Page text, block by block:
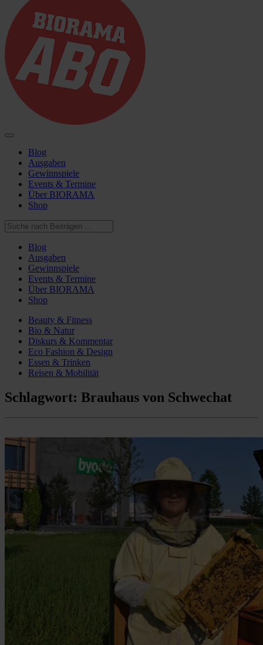
Blog
Ausgaben
Gewinnspiele
Events & Termine
Über BIORAMA
Shop
Blog
Ausgaben
Gewinnspiele
Events & Termine
Über BIORAMA
Shop
Beauty & Fitness
Bio & Natur
Diskurs & Kommentar
Eco Fashion & Design
Essen & Trinken
Reisen & Mobilität
Schlagwort: Brauhaus von Schwechat